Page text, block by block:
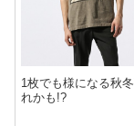
1枚でも様になる秋
れかも!?